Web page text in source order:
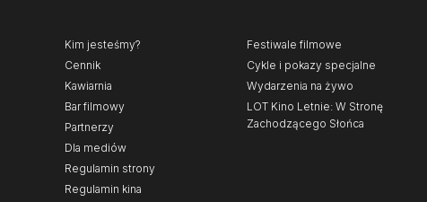
Kim jesteśmy?
Cennik
Kawiarnia
Bar filmowy
Partnerzy
Dla mediów
Regulamin strony
Regulamin kina
Festiwale filmowe
Cykle i pokazy specjalne
Wydarzenia na żywo
LOT Kino Letnie: W Stronę
Zachodzącego Słońca